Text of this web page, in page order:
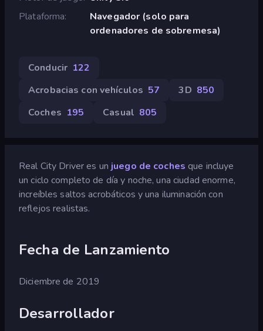
Plataforma
Navegador (solo para
ordenadores de sobremesa)
Conducir 122
Acrobacias con vehículos 57 3D 850
Coches 195 Casual 805
Real City Driver es un juego de coches que incluye
un ciclo completo de día y noche, una ciudad enorme,
increíbles saltos acrobáticos y una iluminación con
reflejos realistas.
Fecha de Lanzamiento
Diciembre de 2019
Desarrollador